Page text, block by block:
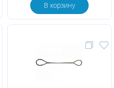
В корзину